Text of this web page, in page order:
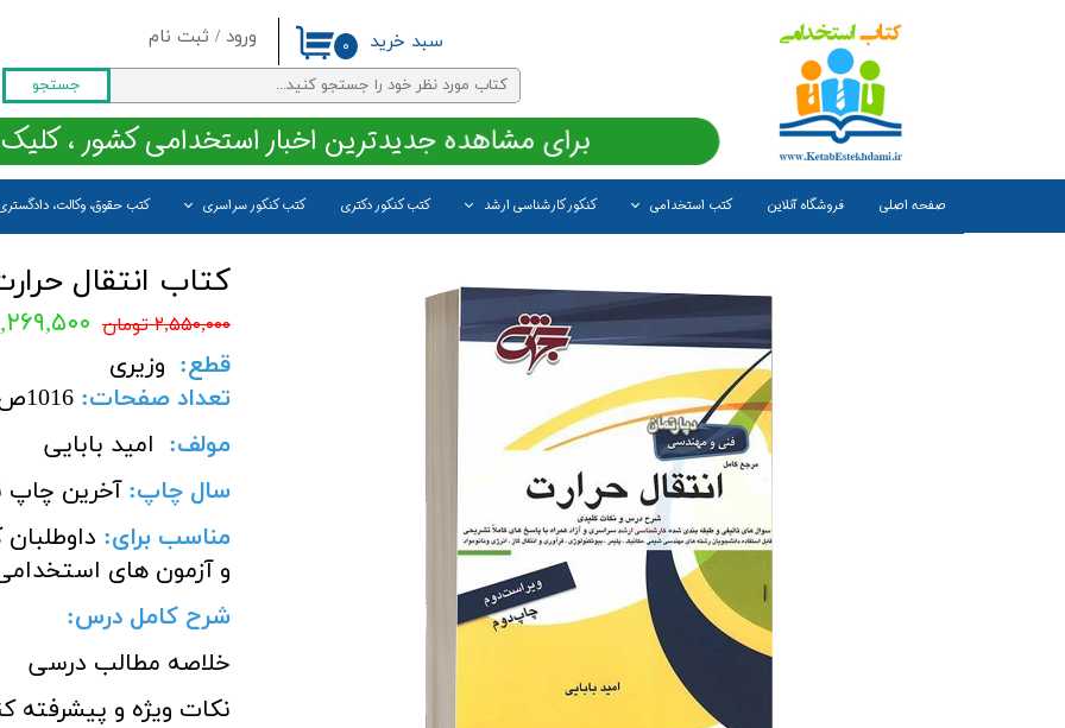
ورود / ثبت نام
حساب کاربری من
تغییر گذر واژه
سفارشات
خروج از حساب کاربری
جستجو
صفحه اصلی فروشگاه آنلاین کتب استخدامی کنکور کارشناسی ارشد کتب کنکور دکتری کتب کنکور سراسری کتب حقوق، وکالت،
۰ سبد خرید
برای مشاهده جدیدترین اخبار استخدامی کشور ، کلیک
کتاب انتقال
۲,۵۵۰,۰۰۰ تومان ۲,۲۶۹,۵۰۰
قطع: وزیری
تعداد صفحات:
1016
مولف: امید بابایی
سال چاپ: آخرین چاپ
مناسب برای:
و آزمون های
شرح کامل درس:
خلاصه مطالب درسی
نکات ویژه و پیشرفته